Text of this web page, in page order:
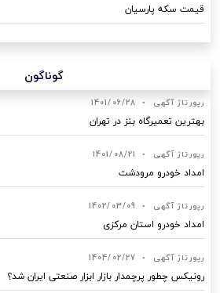
قیمت سکه پارسیان
گوناگون
رپورتاژ آگهی •
1401/06/28
بهترین تعمیرگاه بنز در تهران
رپورتاژ آگهی •
1401/08/21
امداد خودرو مرودشت
رپورتاژ آگهی •
1402/03/09
امداد خودرو استان مرکزی
رپورتاژ آگهی •
1404/02/27
رونیکس چطور پرچمدار بازار ابزار صنعتی ایران شد؟